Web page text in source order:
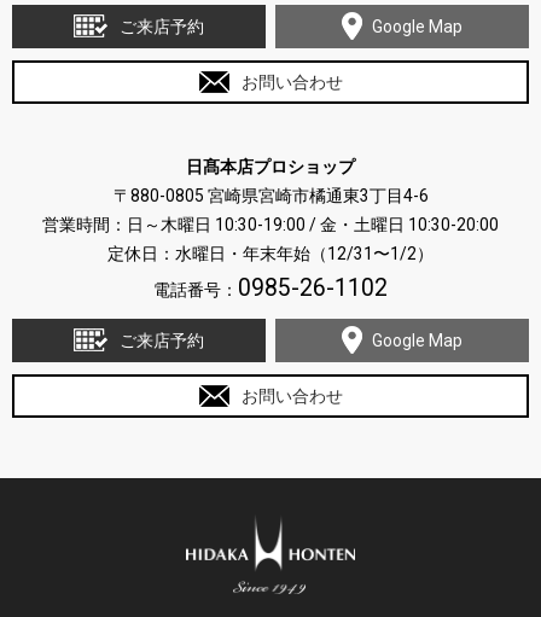
ご来店予約 Google Map
お問い合わせ
日髙本店プロショップ
〒880-0805 宮崎県宮崎市橘通東3丁目4-6
営業時間：日～木曜日 10:30-19:00 / 金・土曜日 10:30-20:00
定休日：水曜日・年末年始（12/31〜1/2）
電話番号： 0985-26-1102
ご来店予約 Google Map
お問い合わせ